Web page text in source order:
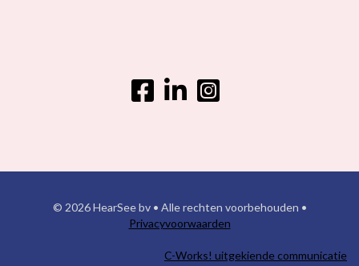
© 2026 HearSee bv • Alle rechten voorbehouden •
Privacyvoorwaarden
C-Works! uitgekiende communicatie